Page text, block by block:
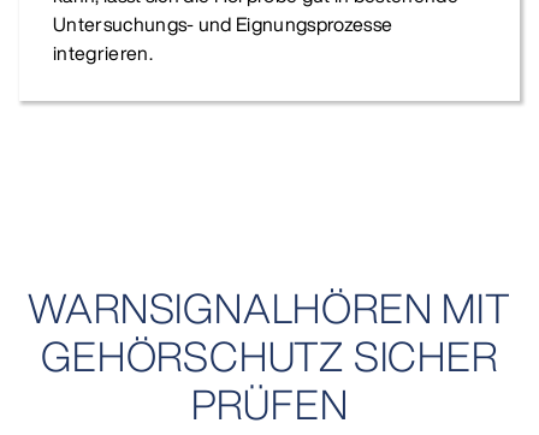
Untersuchungs- und Eignungsprozesse
integrieren.
WARNSIGNALHÖREN MIT
GEHÖRSCHUTZ SICHER
PRÜFEN